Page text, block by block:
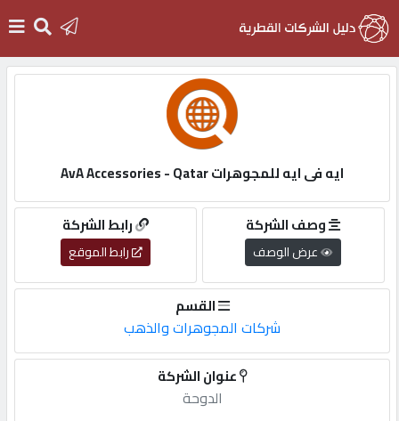
التسجيل
English
أضف
ايه فى ايه للمجوهرات AvA Accessories - Qatar
رابط الشركة
رابط الموقع
وصف الشركة
عرض الوصف
القسم
شركات المجوهرات والذهب
عنوان الشركة
الدوحة